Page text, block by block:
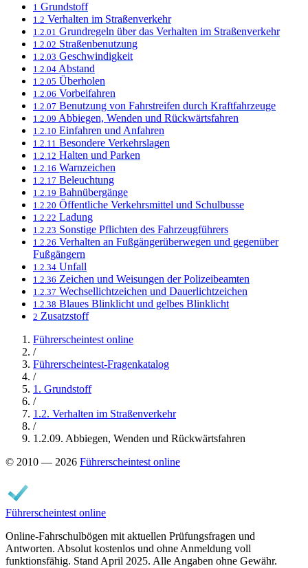
1 Grundstoff
1.2 Verhalten im Straßenverkehr
1.2.01 Grundregeln über das Verhalten im Straßenverkehr
1.2.02 Straßenbenutzung
1.2.03 Geschwindigkeit
1.2.04 Abstand
1.2.05 Überholen
1.2.06 Vorbeifahren
1.2.07 Benutzung von Fahrstreifen durch Kraftfahrzeuge
1.2.09 Abbiegen, Wenden und Rückwärtsfahren
1.2.10 Einfahren und Anfahren
1.2.11 Besondere Verkehrslagen
1.2.12 Halten und Parken
1.2.16 Warnzeichen
1.2.17 Beleuchtung
1.2.19 Bahnübergänge
1.2.20 Öffentliche Verkehrsmittel und Schulbusse
1.2.22 Ladung
1.2.23 Sonstige Pflichten des Fahrzeugführers
1.2.26 Verhalten an Fußgängerüberwegen und gegenüber
Fußgängern
1.2.34 Unfall
1.2.36 Zeichen und Weisungen der Polizeibeamten
1.2.37 Wechsellichtzeichen und Dauerlichtzeichen
1.2.38 Blaues Blinklicht und gelbes Blinklicht
2 Zusatzstoff
Führerscheintest online
/
Führerscheintest-Fragenkatalog
/
1. Grundstoff
/
1.2. Verhalten im Straßenverkehr
/
1.2.09. Abbiegen, Wenden und Rückwärtsfahren
© 2010 — 2026 Führerscheintest online
Führerscheintest online
Online-Fahrschulbögen mit aktuellen Prüfungsfragen und
Antworten. Absolut kostenlos und ohne Anmeldung voll
funktionsfähig. Stand April 2025. Alle Angaben ohne Gewähr.